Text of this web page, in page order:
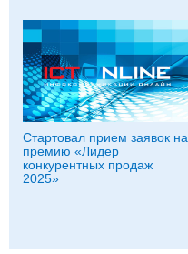
Стартовал прием заявок на
премию «Лидер
конкурентных продаж
2025»